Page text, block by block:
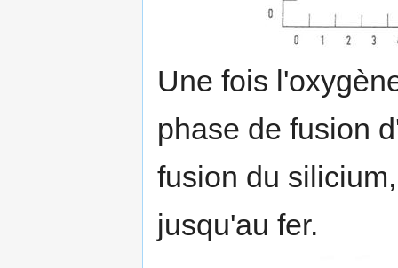
Une fois
phase de fusion
fusion du
jusqu'au fer.